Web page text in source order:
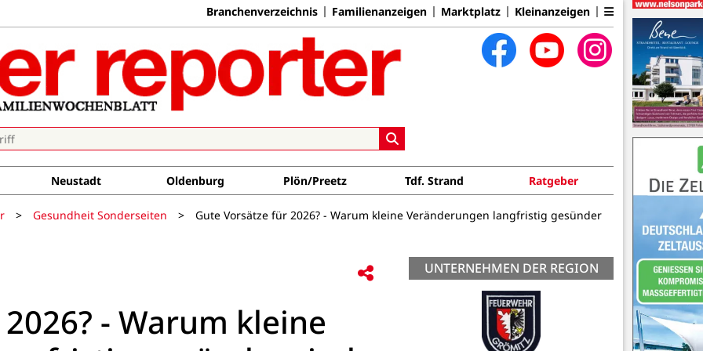
Branchenverzeichnis Familienanzeigen Marktplatz Kleinanzeigen
Neustadt Oldenburg Plön/Preetz Tdf. Strand Ratgeber
> Gesundheit Sonderseiten > Gute Vorsätze für 2026? - Warum kleine Veränderungen langfristig gesünder
- Warum kleine
UNTERNEHMEN DER REGION